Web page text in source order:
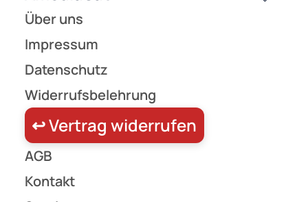
Zur Zeit nicht lieferbar!